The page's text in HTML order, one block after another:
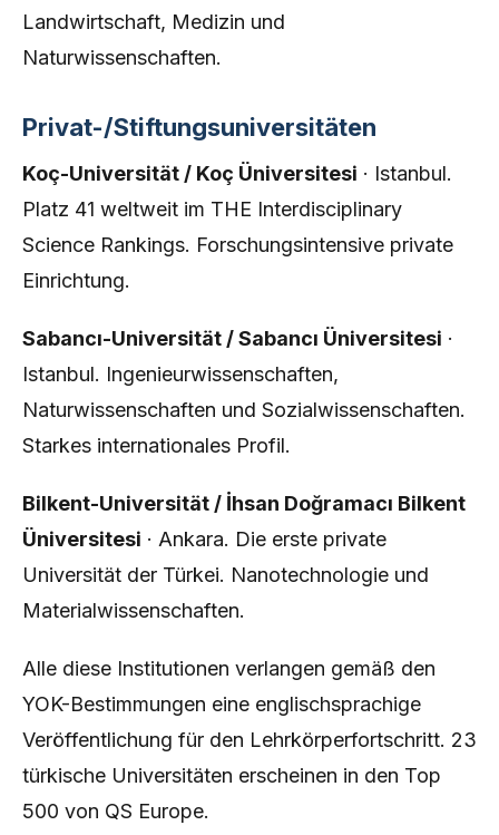
Landwirtschaft, Medizin und
Naturwissenschaften.
Privat-/Stiftungsuniversitäten
Koç-Universität / Koç Üniversitesi · Istanbul.
Platz 41 weltweit im THE Interdisciplinary
Science Rankings. Forschungsintensive private
Einrichtung.
Sabancı-Universität / Sabancı Üniversitesi ·
Istanbul. Ingenieurwissenschaften,
Naturwissenschaften und Sozialwissenschaften.
Starkes internationales Profil.
Bilkent-Universität / İhsan Doğramacı Bilkent
Üniversitesi · Ankara. Die erste private
Universität der Türkei. Nanotechnologie und
Materialwissenschaften.
Alle diese Institutionen verlangen gemäß den
YOK-Bestimmungen eine englischsprachige
Veröffentlichung für den Lehrkörperfortschritt. 23
türkische Universitäten erscheinen in den Top
500 von QS Europe.